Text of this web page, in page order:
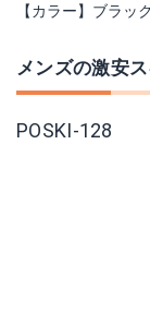
【カラー】ブラッ
メンズの激安
POSKI-128